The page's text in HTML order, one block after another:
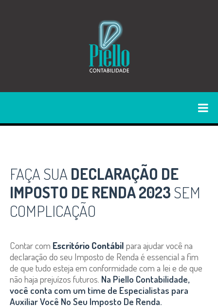
FAÇA SUA DECLARAÇÃO DE
IMPOSTO DE RENDA 2023SEM
COMPLICAÇÃO
Contar com Escritório Contábil para ajudar você na
declaração do seu Imposto de Renda é essencial a fim
de que tudo esteja em conformidade com a lei e de que
não haja prejuízos futuros. Na Piello Contabilidade,
você conta com um time de Especialistas para
Auxiliar Você No Seu Imposto De Renda.